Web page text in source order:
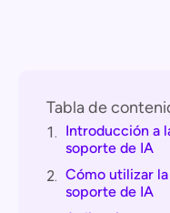
Tabla de
1. Introducción a
soporte de IA
2. Cómo utilizar
soporte de IA